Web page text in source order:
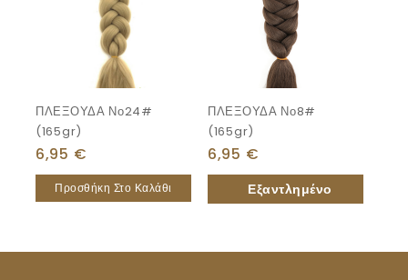
ΠΛΕΞΟΥΔΑ Νο24#
(165gr)
6,95 €
Προσθήκη Στο Καλάθι
ΠΛΕΞΟΥΔΑ Νο8#
(165gr)
6,95 €